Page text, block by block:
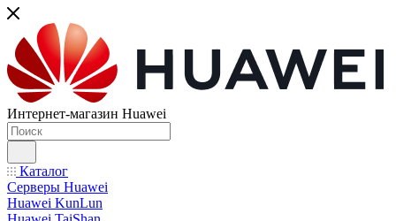
Интернет-магазин Huawei
Каталог
Серверы Huawei
Huawei KunLun